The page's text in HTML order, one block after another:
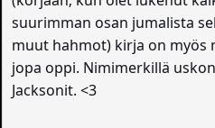
suurimman osan jumalista
muut hahmot) kirja on myös
jopa oppi. Nimimerkillä
Jacksonit. <3